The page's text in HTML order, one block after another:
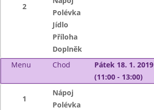
2
Polévka
Jídlo
Příloha
Doplněk
Menu
Chod
Pátek 18. 1. 2019
(11:00 - 13:00)
1
Nápoj
Polévka